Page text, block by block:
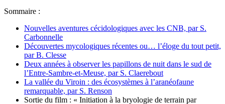
Sommaire :
Nouvelles aventures cécidologiques avec les CNB, par S.
Carbonnelle
Découvertes mycologiques récentes ou… l’éloge du tout petit,
par B. Clesse
Deux années à observer les papillons de nuit dans le sud de
l’Entre-Sambre-et-Meuse, par S. Claerebout
La vallée du Viroin : des écosystèmes à l’aranéofaune
remarquable, par S. Renson
Sortie du film : « Initiation à la bryologie de terrain par